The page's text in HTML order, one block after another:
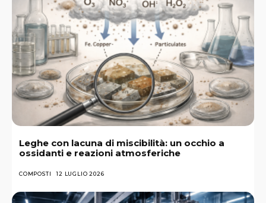
Leghe con lacuna di miscibilità: un occhio a
ossidanti e reazioni atmosferiche
COMPOSTI 12 LUGLIO 2026